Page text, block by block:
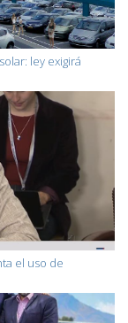
ley exigirá
el uso de